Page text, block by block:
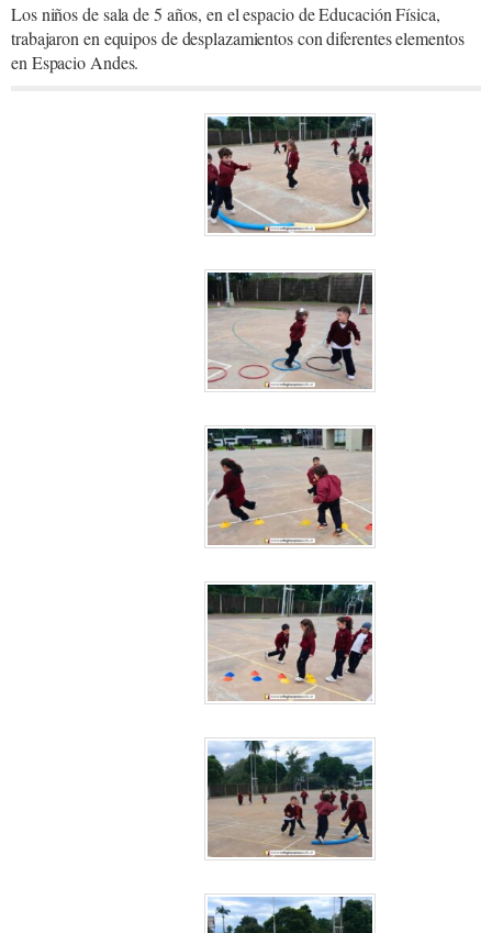
Los niños de sala de 5 años, en el espacio de Educación Física,
trabajaron en equipos de desplazamientos con diferentes elementos
en Espacio Andes.